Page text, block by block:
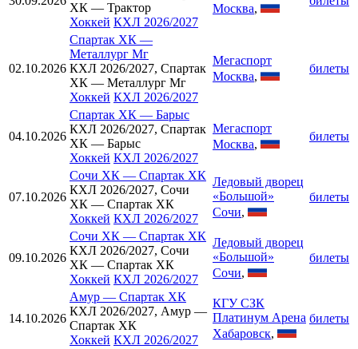
ХК — Трактор
Хоккей КХЛ 2026/2027
Москва,
02.10.2026
Спартак ХК —
Металлург Мг
КХЛ 2026/2027, Спартак
ХК — Металлург Мг
Хоккей КХЛ 2026/2027
Мегаспорт
Москва,
билеты
04.10.2026
Спартак ХК — Барыс
КХЛ 2026/2027, Спартак
ХК — Барыс
Хоккей КХЛ 2026/2027
Мегаспорт
Москва,
билеты
07.10.2026
Сочи ХК — Спартак ХК
КХЛ 2026/2027, Сочи
ХК — Спартак ХК
Хоккей КХЛ 2026/2027
Ледовый дворец
«Большой»
Сочи,
билеты
09.10.2026
Сочи ХК — Спартак ХК
КХЛ 2026/2027, Сочи
ХК — Спартак ХК
Хоккей КХЛ 2026/2027
Ледовый дворец
«Большой»
Сочи,
билеты
14.10.2026
Амур — Спартак ХК
КХЛ 2026/2027, Амур —
Спартак ХК
Хоккей КХЛ 2026/2027
КГУ СЗК
Платинум Арена
Хабаровск,
билеты